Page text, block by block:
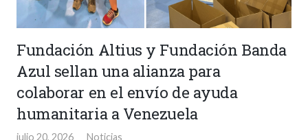
Fundación Altius y Fundación Banda
Azul sellan una alianza para
colaborar en el envío de ayuda
humanitaria a Venezuela
julio 20, 2026 Noticias